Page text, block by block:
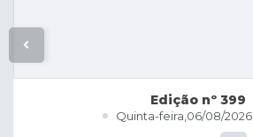
Edição nº 399
Quinta-feira 06/08/2026